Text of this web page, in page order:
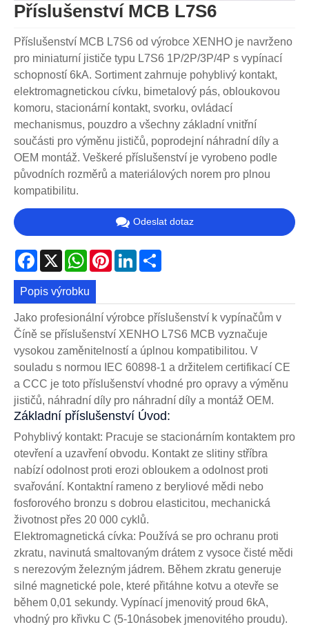
Příslušenství MCB L7S6
Příslušenství MCB L7S6 od výrobce XENHO je navrženo
pro miniaturní jističe typu L7S6 1P/2P/3P/4P s vypínací
schopností 6kA. Sortiment zahrnuje pohyblivý kontakt,
elektromagnetickou cívku, bimetalový pás, obloukovou
komoru, stacionární kontakt, svorku, ovládací
mechanismus, pouzdro a všechny základní vnitřní
součásti pro výměnu jističů, poprodejní náhradní díly a
OEM montáž. Veškeré příslušenství je vyrobeno podle
původních rozměrů a materiálových norem pro plnou
kompatibilitu.
Odeslat dotaz
Facebook
X WhatsApp
PinterestLinkedIn
Popis výrobku
Jako profesionální výrobce příslušenství k vypínačům v
Číně se příslušenství XENHO L7S6 MCB vyznačuje
vysokou zaměnitelností a úplnou kompatibilitou. V
souladu s normou IEC 60898-1 a držitelem certifikací CE
a CCC je toto příslušenství vhodné pro opravy a výměnu
jističů, náhradní díly pro náhradní díly a montáž OEM.
Základní příslušenství Úvod:
Pohyblivý kontakt: Pracuje se stacionárním kontaktem pro
otevření a uzavření obvodu. Kontakt ze slitiny stříbra
nabízí odolnost proti erozi obloukem a odolnost proti
svařování. Kontaktní rameno z beryliové mědi nebo
fosforového bronzu s dobrou elasticitou, mechanická
životnost přes 20 000 cyklů.
Elektromagnetická cívka: Používá se pro ochranu proti
zkratu, navinutá smaltovaným drátem z vysoce čisté mědi
s nerezovým železným jádrem. Během zkratu generuje
silné magnetické pole, které přitáhne kotvu a otevře se
během 0,01 sekundy. Vypínací jmenovitý proud 6kA,
vhodný pro křivku C (5-10násobek jmenovitého proudu).